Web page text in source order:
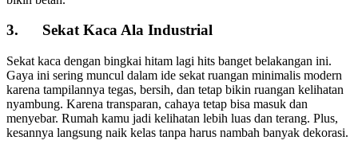
3. Sekat Kaca Ala Industrial
Sekat kaca dengan bingkai hitam lagi hits banget belakangan ini.
Gaya ini sering muncul dalam ide sekat ruangan minimalis modern
karena tampilannya tegas, bersih, dan tetap bikin ruangan kelihatan
nyambung. Karena transparan, cahaya tetap bisa masuk dan
menyebar. Rumah kamu jadi kelihatan lebih luas dan terang. Plus,
kesannya langsung naik kelas tanpa harus nambah banyak dekorasi.